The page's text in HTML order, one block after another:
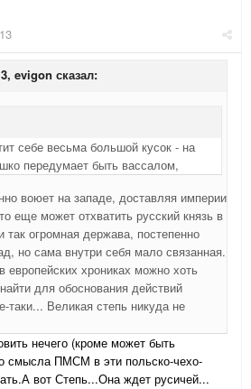
evigon сказал:
себе весьма большой кусок - на
передумает быть вассалом,
воюет на западе, доставляя империи
еще может отхватить русский князь в
огромная держава, постепенно
но сама внутри себя мало связанная.
европейских хрониках можно хоть
для обоснования действий
таки... Великая степь никуда не
нечего (кроме может быть
смысла ПМСМ в эти польско-чехо-
вот Степь...Она ждет русичей...